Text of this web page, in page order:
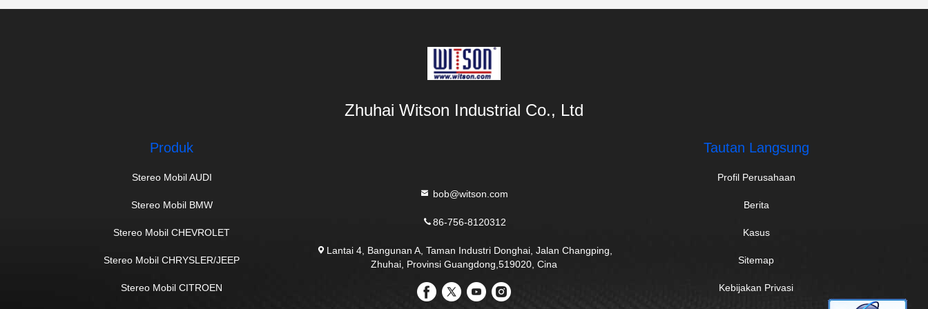
Zhuhai Witson Industrial Co., Ltd
Produk
Stereo Mobil AUDI
Stereo Mobil BMW
Stereo Mobil CHEVROLET
Stereo Mobil CHRYSLER/JEEP
Stereo Mobil CITROEN
bob@witson.com
86-756-8120312
Lantai 4, Bangunan A, Taman Industri Donghai, Jalan Changping,
Zhuhai, Provinsi Guangdong,519020, Cina
Tautan Langsung
Profil Perusahaan
Berita
Kasus
Sitemap
Kebijakan Privasi